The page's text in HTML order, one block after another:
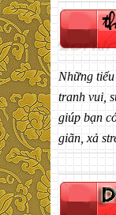
Những
tranh vui,
giúp bạn
giãn, xả